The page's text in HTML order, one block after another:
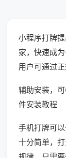
小程序打牌
家，快速成
用户可通过正
辅助安装，
件安装教程
手机打牌可
十分简单，